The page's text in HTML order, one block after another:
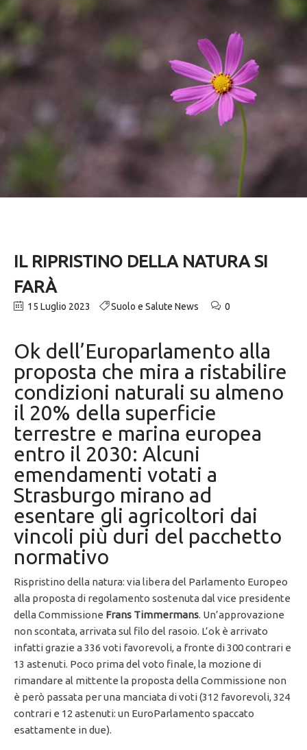
IL RIPRISTINO DELLA NATURA SI
FARÀ
15 Luglio 2023 Suolo e Salute News 0
Ok dell’Europarlamento alla
proposta che mira a ristabilire
condizioni naturali su almeno
il 20% della superficie
terrestre e marina europea
entro il 2030: Alcuni
emendamenti votati a
Strasburgo mirano ad
esentare gli agricoltori dai
vincoli più duri del pacchetto
normativo
Rispristino della natura: via libera del Parlamento Europeo
alla proposta di regolamento sostenuta dal vice presidente
della Commissione Frans Timmermans. Un’approvazione
non scontata, arrivata sul filo del rasoio. L’ok è arrivato
infatti grazie a 336 voti favorevoli, a fronte di 300 contrari e
13 astenuti. Poco prima del voto finale, la mozione di
rimandare al mittente la proposta della Commissione non
è però passata per una manciata di voti (312 favorevoli, 324
contrari e 12 astenuti: un EuroParlamento spaccato
esattamente in due).